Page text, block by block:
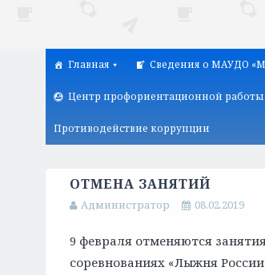
Главная Сведения о МАУДО
Центр профориентационной работы
Противодействие коррупции
ОТМЕНА ЗАНЯТИЙ
Администратор 08.02.2019
9 февраля отменяются
соревнованиях «Лыжня